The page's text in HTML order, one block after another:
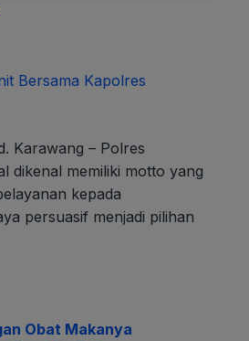
Karawang – Polres
dikenal memiliki motto yang
kepada
persuasif menjadi pilihan
Obat Makanya